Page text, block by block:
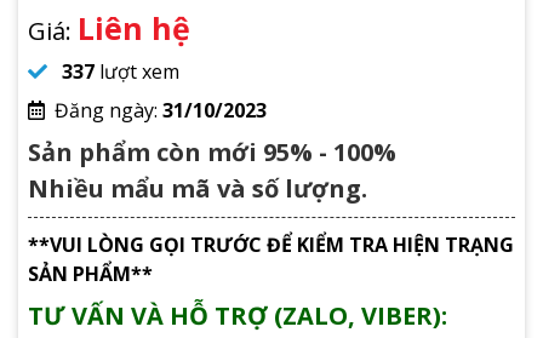
Giá: Liên hệ
337 lượt xem
Đăng ngày: 31/10/2023
Sản phẩm còn mới 95% - 100%
Nhiều mẩu mã và số lượng.
**VUI LÒNG GỌI TRƯỚC ĐỂ KIỂM TRA HIỆN TRẠNG
SẢN PHẨM**
TƯ VẤN VÀ HỖ TRỢ (ZALO, VIBER):